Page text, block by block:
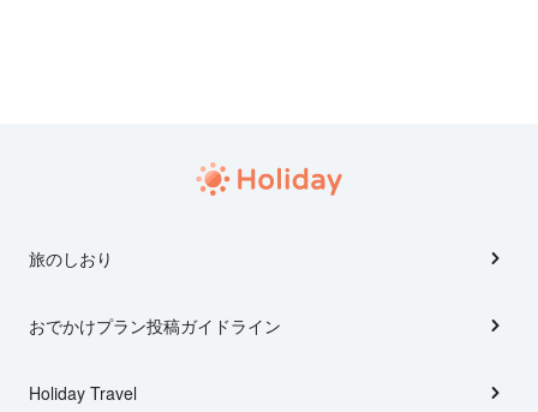
旅のしおり
おでかけプラン投稿ガイドライン
Holiday Travel